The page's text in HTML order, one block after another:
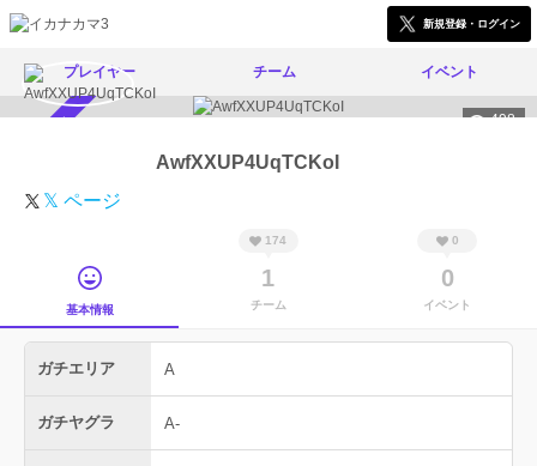
新規登録・ログイン
プレイヤー チーム イベント
498
AwfXXUP4UqTCKoI
𝕏 ページ
基本情報
174
1
チーム
0
0
イベント
ガチエリア A
ガチヤグラ A-